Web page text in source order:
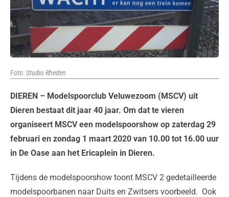
Foto: Studio Rheden
DIEREN – Modelspoorclub Veluwezoom (MSCV) uit
Dieren bestaat dit jaar 40 jaar. Om dat te vieren
organiseert MSCV een modelspoorshow op zaterdag 29
februari en zondag 1 maart 2020 van 10.00 tot 16.00 uur
in De Oase aan het Ericaplein in Dieren.
Tijdens de modelspoorshow toont MSCV 2 gedetailleerde
modelspoorbanen naar Duits en Zwitsers voorbeeld. Ook